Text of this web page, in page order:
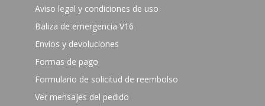
Aviso legal y condiciones de uso
Baliza de emergencia V16
Envíos y devoluciones
Formas de pago
Formulario de solicitud de reembolso
Ver mensajes del pedido